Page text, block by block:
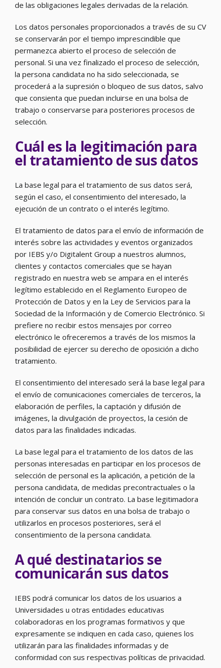
de las obligaciones legales derivadas de la relación.
Los datos personales proporcionados a través de su CV
se conservarán por el tiempo imprescindible que
permanezca abierto el proceso de selección de
personal. Si una vez finalizado el proceso de selección,
la persona candidata no ha sido seleccionada, se
procederá a la supresión o bloqueo de sus datos, salvo
que consienta que puedan incluirse en una bolsa de
trabajo o conservarse para posteriores procesos de
selección.
Cuál es la legitimación para
el tratamiento de sus datos
La base legal para el tratamiento de sus datos será,
según el caso, el consentimiento del interesado, la
ejecución de un contrato o el interés legítimo.
El tratamiento de datos para el envío de información de
interés sobre las actividades y eventos organizados
por IEBS y/o Digitalent Group a nuestros alumnos,
clientes y contactos comerciales que se hayan
registrado en nuestra web se ampara en el interés
legítimo establecido en el Reglamento Europeo de
Protección de Datos y en la Ley de Servicios para la
Sociedad de la Información y de Comercio Electrónico. Si
prefiere no recibir estos mensajes por correo
electrónico le ofreceremos a través de los mismos la
posibilidad de ejercer su derecho de oposición a dicho
tratamiento.
El consentimiento del interesado será la base legal para
el envío de comunicaciones comerciales de terceros, la
elaboración de perfiles, la captación y difusión de
imágenes, la divulgación de proyectos, la cesión de
datos para las finalidades indicadas.
La base legal para el tratamiento de los datos de las
personas interesadas en participar en los procesos de
selección de personal es la aplicación, a petición de la
persona candidata, de medidas precontractuales o la
intención de concluir un contrato. La base legitimadora
para conservar sus datos en una bolsa de trabajo o
utilizarlos en procesos posteriores, será el
consentimiento de la persona candidata.
A qué destinatarios se
comunicarán sus datos
IEBS podrá comunicar los datos de los usuarios a
Universidades u otras entidades educativas
colaboradoras en los programas formativos y que
expresamente se indiquen en cada caso, quienes los
utilizarán para las finalidades informadas y de
conformidad con sus respectivas políticas de privacidad.